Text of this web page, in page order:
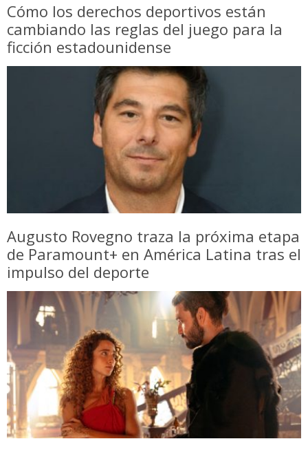
Cómo los derechos deportivos están
cambiando las reglas del juego para la
ficción estadounidense
Augusto Rovegno traza la próxima etapa
de Paramount+ en América Latina tras el
impulso del deporte